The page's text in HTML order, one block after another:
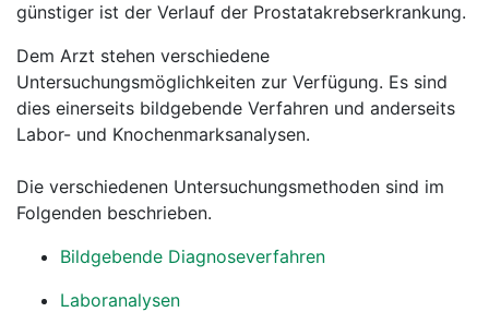
günstiger ist der Verlauf der Prostatakrebserkrankung.
Dem Arzt stehen verschiedene
Untersuchungsmöglichkeiten zur Verfügung. Es sind
dies einerseits bildgebende Verfahren und anderseits
Labor- und Knochenmarksanalysen.
Die verschiedenen Untersuchungsmethoden sind im
Folgenden beschrieben.
Bildgebende Diagnoseverfahren
Laboranalysen